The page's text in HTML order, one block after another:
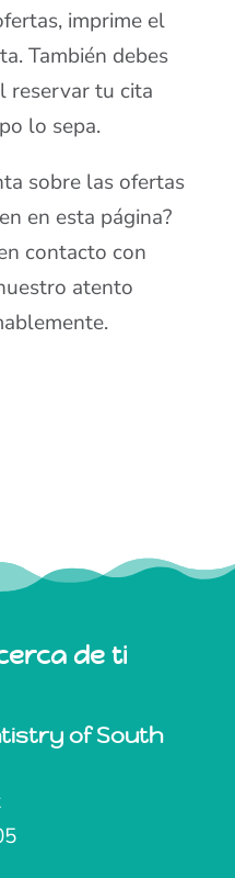
imprime el
También debes
reservar tu cita
lo sepa.
sobre las ofertas
en esta página?
contacto con
atento
de ti
of South